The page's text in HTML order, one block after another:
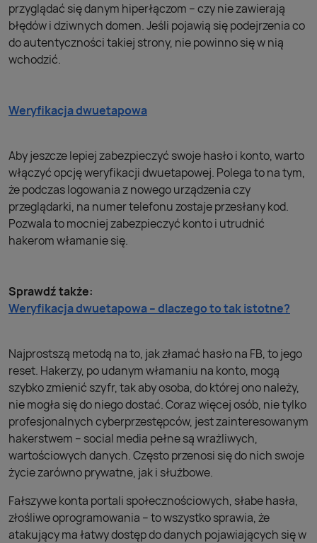
przyglądać się danym hiperłączom – czy nie zawierają
błędów i dziwnych domen. Jeśli pojawią się podejrzenia co
do autentyczności takiej strony, nie powinno się w nią
wchodzić.
Weryfikacja dwuetapowa
Aby jeszcze lepiej zabezpieczyć swoje hasło i konto, warto
włączyć opcję weryfikacji dwuetapowej. Polega to na tym,
że podczas logowania z nowego urządzenia czy
przeglądarki, na numer telefonu zostaje przesłany kod.
Pozwala to mocniej zabezpieczyć konto i utrudnić
hakerom włamanie się.
Sprawdź także:
Weryfikacja dwuetapowa – dlaczego to tak istotne?
Najprostszą metodą na to, jak złamać hasło na FB, to jego
reset. Hakerzy, po udanym włamaniu na konto, mogą
szybko zmienić szyfr, tak aby osoba, do której ono należy,
nie mogła się do niego dostać. Coraz więcej osób, nie tylko
profesjonalnych cyberprzestępców, jest zainteresowanym
hakerstwem – social media pełne są wrażliwych,
wartościowych danych. Często przenosi się do nich swoje
życie zarówno prywatne, jak i służbowe.
Fałszywe konta portali społecznościowych, słabe hasła,
złośliwe oprogramowania – to wszystko sprawia, że
atakujący ma łatwy dostęp do danych pojawiających się w